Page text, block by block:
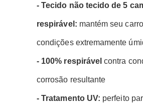
- Tecido não tecido de 5
respirável: mantém seu
condições extremamente
- 100% respirávelcontra
corrosão resultante
- Tratamento UV: perfeito